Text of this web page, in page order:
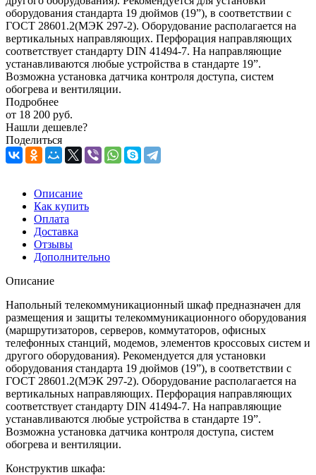
оборудования стандарта 19 дюймов (19”), в соответствии с
ГОСТ 28601.2(МЭК 297-2). Оборудование располагается на
вертикальных направляющих. Перфорация направляющих
соответствует стандарту DIN 41494-7. На направляющие
устанавливаются любые устройства в стандарте 19”.
Возможна установка датчика контроля доступа, систем
обогрева и вентиляции.
Подробнее
от 18 200 руб.
Нашли дешевле?
Поделиться
Описание
Как купить
Оплата
Доставка
Отзывы
Дополнительно
Описание
Напольный телекоммуникационный шкаф предназначен для
размещения и защиты телекоммуникационного оборудования
(маршрутизаторов, серверов, коммутаторов, офисных
телефонных станций, модемов, элементов кроссовых систем и
другого оборудования). Рекомендуется для установки
оборудования стандарта 19 дюймов (19”), в соответствии с
ГОСТ 28601.2(МЭК 297-2). Оборудование располагается на
вертикальных направляющих. Перфорация направляющих
соответствует стандарту DIN 41494-7. На направляющие
устанавливаются любые устройства в стандарте 19”.
Возможна установка датчика контроля доступа, систем
обогрева и вентиляции.
Конструктив шкафа: